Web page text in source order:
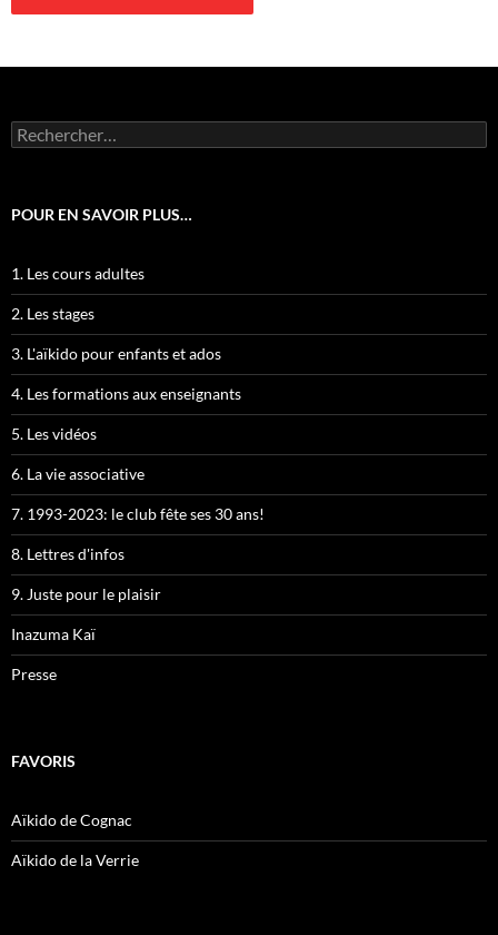
Rechercher :
POUR EN SAVOIR PLUS…
1. Les cours adultes
2. Les stages
3. L'aïkido pour enfants et ados
4. Les formations aux enseignants
5. Les vidéos
6. La vie associative
7. 1993-2023: le club fête ses 30 ans!
8. Lettres d'infos
9. Juste pour le plaisir
Inazuma Kaï
Presse
FAVORIS
Aïkido de Cognac
Aïkido de la Verrie